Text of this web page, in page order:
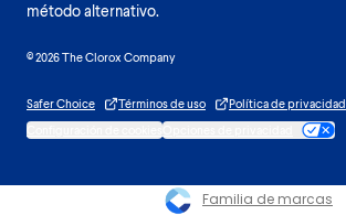
método alternativo.
© 2026 The Clorox Company
Safer Choice Términos de uso
Política de privacidad
Configuración de cookiesOpciones de privacidad
Familia de marcas